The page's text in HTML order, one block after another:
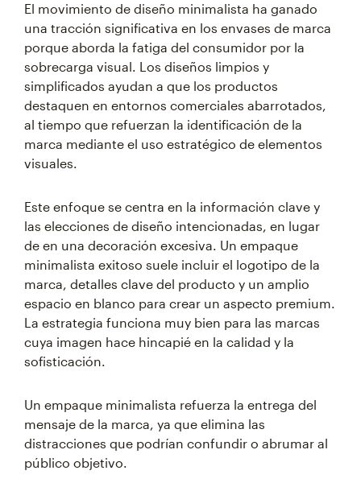
El movimiento de diseño minimalista ha ganado
una tracción significativa en los envases de marca
porque aborda la fatiga del consumidor por la
sobrecarga visual. Los diseños limpios y
simplificados ayudan a que los productos
destaquen en entornos comerciales abarrotados,
al tiempo que refuerzan la identificación de la
marca mediante el uso estratégico de elementos
visuales.
Este enfoque se centra en la información clave y
las elecciones de diseño intencionadas, en lugar
de en una decoración excesiva. Un empaque
minimalista exitoso suele incluir el logotipo de la
marca, detalles clave del producto y un amplio
espacio en blanco para crear un aspecto premium.
La estrategia funciona muy bien para las marcas
cuya imagen hace hincapié en la calidad y la
sofisticación.
Un empaque minimalista refuerza la entrega del
mensaje de la marca, ya que elimina las
distracciones que podrían confundir o abrumar al
público objetivo.